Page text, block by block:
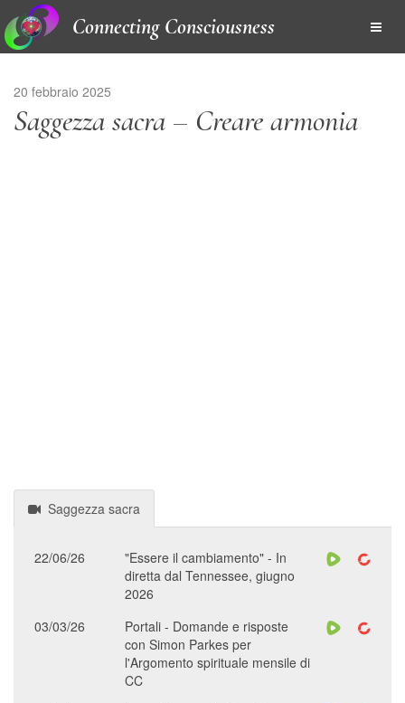
Connecting Consciousness
20 febbraio 2025
Saggezza sacra – Creare armonia
Saggezza sacra
22/06/26
"Essere il cambiamento" - In
diretta dal Tennessee, giugno
2026
03/03/26
Portali - Domande e risposte
con Simon Parkes per
l'Argomento spirituale mensile di
CC